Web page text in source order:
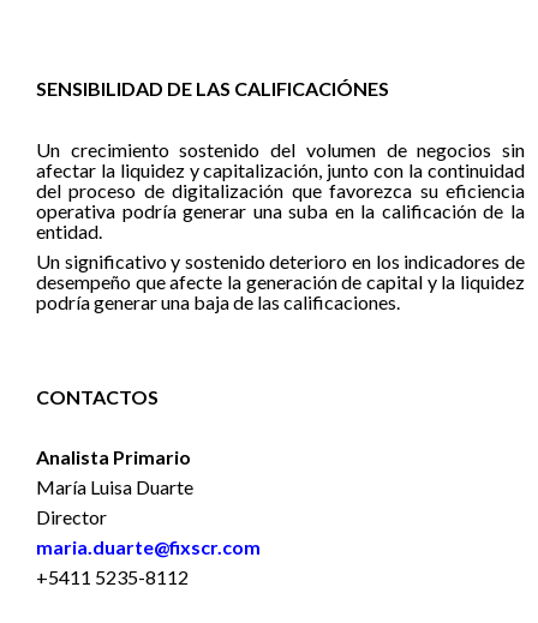
SENSIBILIDAD DE LAS CALIFICACIÓNES
Un crecimiento sostenido del volumen de negocios sin
afectar la liquidez y capitalización, junto con la continuidad
del proceso de digitalización que favorezca su eficiencia
operativa podría generar una suba en la calificación de la
entidad.
Un significativo y sostenido deterioro en los indicadores de
desempeño que afecte la generación de capital y la liquidez
podría generar una baja de las calificaciones.
CONTACTOS
Analista Primario
María Luisa Duarte
Director
maria.duarte@fixscr.com
+5411 5235-8112